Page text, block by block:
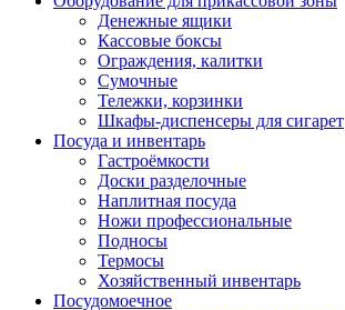
Денежные ящики
Кассовые боксы
Ограждения, калитки
Сумочные
Тележки, корзинки
Шкафы-диспенсеры для сигарет
Посуда и инвентарь
Гастроёмкости
Доски разделочные
Наплитная посуда
Ножи профессиональные
Подносы
Термосы
Хозяйственный инвентарь
Посудомоечное